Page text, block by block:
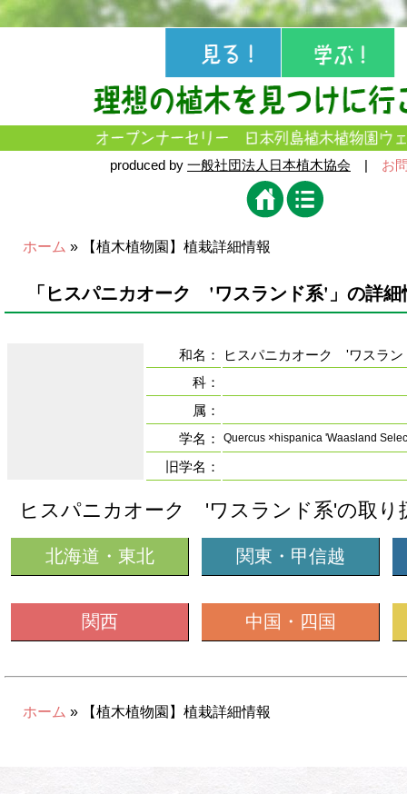
produced by 一般社団法人日本植木協会 | お
ホーム » 【植木植物園】植栽詳細情報
「ヒスパニカオーク 'ワスランド系'」の詳細
和名：
ヒスパニカオーク 'ワスラン
科：
属：
学名：
Quercus ×hispanica 'Waasland
旧学名：
ヒスパニカオーク 'ワスランド系'の取り
北海道・東北 関東・甲信越
関西 中国・四国
ホーム » 【植木植物園】植栽詳細情報